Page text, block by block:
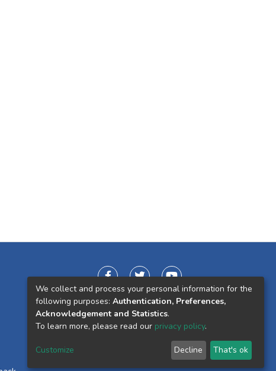
We collect and process your personal information for the
following purposes: Authentication, Preferences,
Acknowledgement and Statistics.
To learn more, please read our privacy policy.
Customize Decline That's ok